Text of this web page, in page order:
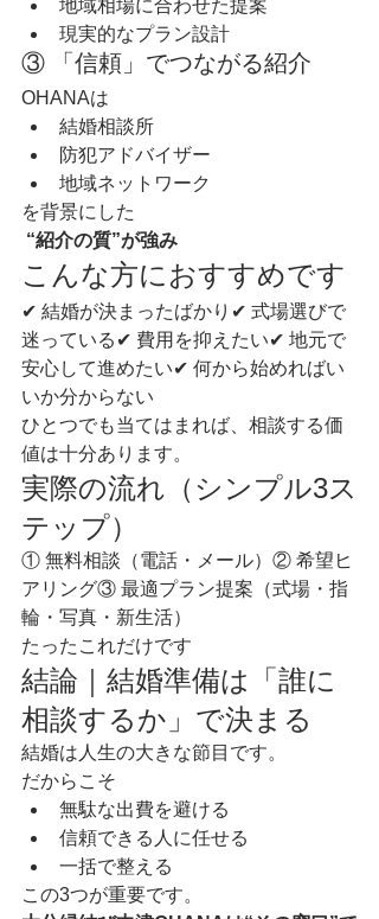
地域相場に合わせた提案
現実的なプラン設計
③ 「信頼」でつながる紹介
OHANAは
結婚相談所
防犯アドバイザー
地域ネットワーク
を背景にした
“紹介の質”が強み
こんな方におすすめです
✔ 結婚が決まったばかり✔ 式場選びで
迷っている✔ 費用を抑えたい✔ 地元で
安心して進めたい✔ 何から始めればい
いか分からない
ひとつでも当てはまれば、相談する価
値は十分あります。
実際の流れ（シンプル3ス
テップ）
① 無料相談（電話・メール）② 希望ヒ
アリング③ 最適プラン提案（式場・指
輪・写真・新生活）
たったこれだけです
結論｜結婚準備は「誰に
相談するか」で決まる
結婚は人生の大きな節目です。
だからこそ
無駄な出費を避ける
信頼できる人に任せる
一括で整える
この3つが重要です。